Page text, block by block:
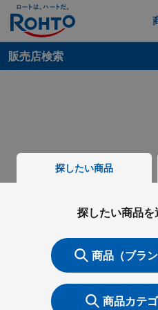
販売店検索
探したい商品
探したい商品
商品（ブラ
商品カテ